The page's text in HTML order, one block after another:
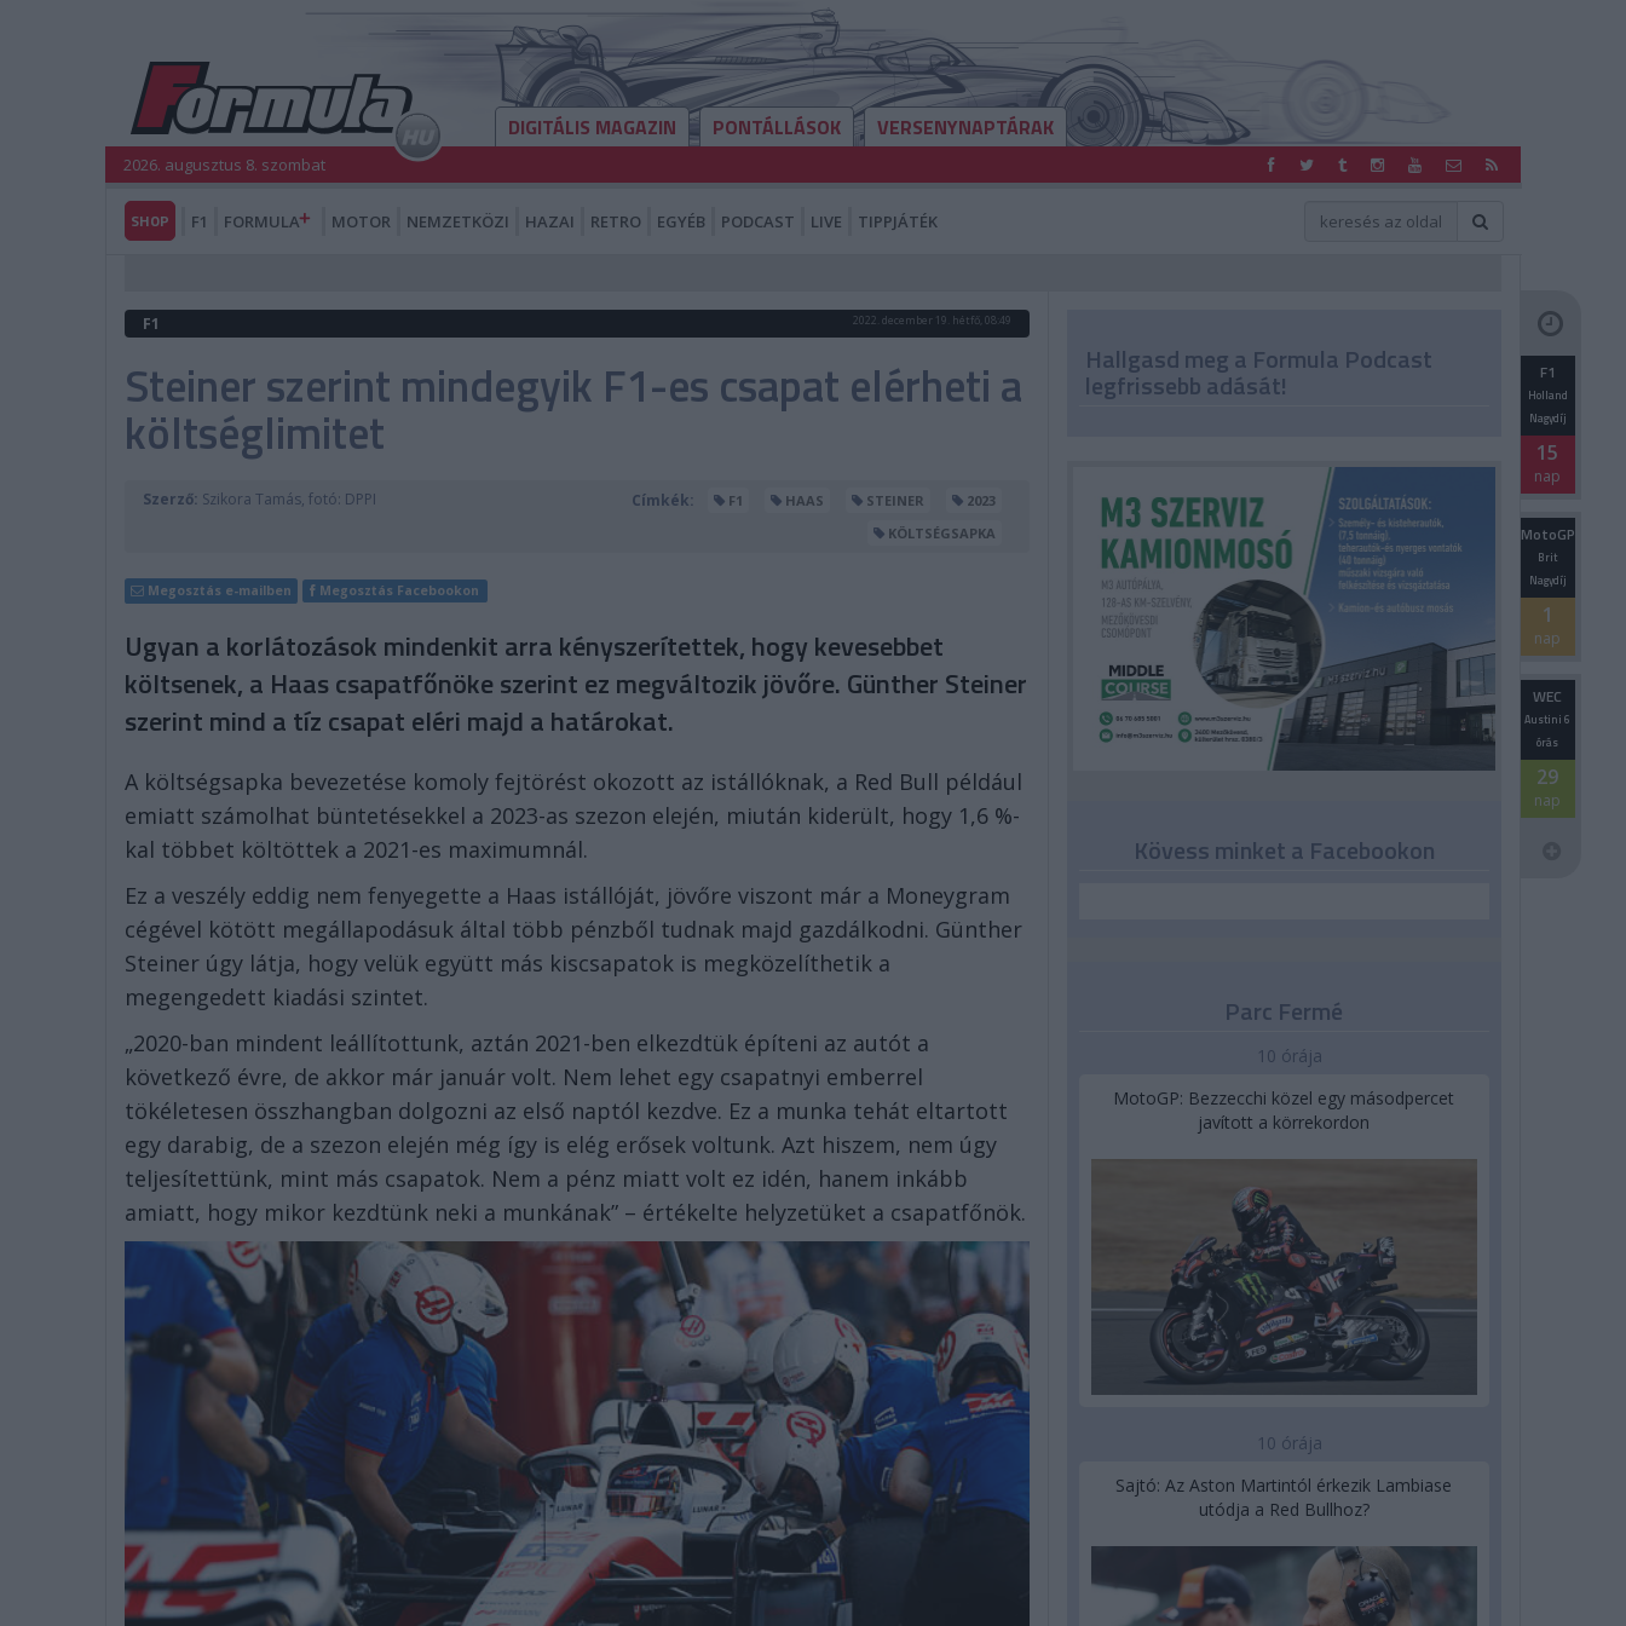
DIGITÁLIS MAGAZIN PONTÁLLÁSOK VERSENYNAPTÁRAK
2026. augusztus 8. szombat
SHOP F1 FORMULA MOTOR NEMZETKÖZI HAZAI RETRO EGYÉB PODCAST LIVE TIPPJÁTÉK
F1 2022. december 19. hétfő, 08:49
Steiner szerint mindegyik F1-es csapat elérheti a
költséglimitet
Szerző: Szikora Tamás, fotó: DPPI Címkék: F1 HAAS STEINER
2023
KÖLTSÉGSAPKA
Megosztás e-mailben Megosztás Facebookon
Ugyan a korlátozások mindenkit arra kényszerítettek, hogy kevesebbet
költsenek, a Haas csapatfőnöke szerint ez megváltozik jövőre. Günther Steiner
szerint mind a tíz csapat eléri majd a határokat.
A költségsapka bevezetése komoly fejtörést okozott az istállóknak, a Red Bull például
emiatt számolhat büntetésekkel a 2023-as szezon elején, miután kiderült, hogy 1,6 %-
kal többet költöttek a 2021-es maximumnál.
Ez a veszély eddig nem fenyegette a Haas istállóját, jövőre viszont már a Moneygram
cégével kötött megállapodásuk által több pénzből tudnak majd gazdálkodni. Günther
Steiner úgy látja, hogy velük együtt más kiscsapatok is megközelíthetik a
megengedett kiadási szintet.
„2020-ban mindent leállítottunk, aztán 2021-ben elkezdtük építeni az autót a
következő évre, de akkor már január volt. Nem lehet egy csapatnyi emberrel
tökéletesen összhangban dolgozni az első naptól kezdve. Ez a munka tehát eltartott
egy darabig, de a szezon elején még így is elég erősek voltunk. Azt hiszem, nem úgy
teljesítettünk, mint más csapatok. Nem a pénz miatt volt ez idén, hanem inkább
amiatt, hogy mikor kezdtünk neki a munkának” – értékelte helyzetüket a csapatfőnök.
Hallgasd meg a Formula Podcast
legfrissebb adását! F1
Holland
Nagydíj
15
nap
MotoGP
Brit
Nagydíj
1
nap
WEC
Austini 6
órás
29
nap
Kövess minket a Facebookon
Parc Fermé
10 órája
MotoGP: Bezzecchi közel egy másodpercet
javított a körrekordon
10 órája
Sajtó: Az Aston Martintól érkezik Lambiase
utódja a Red Bullhoz?